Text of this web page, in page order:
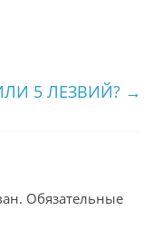
5 ЛЕЗВИЙ? →
Обязательные